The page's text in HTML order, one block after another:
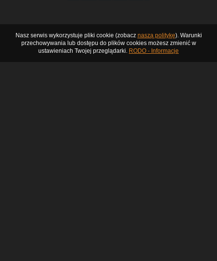
Nasz serwis wykorzystuje pliki cookie (zobacz naszą politykę). Warunki
przechowywania lub dostępu do plików cookies możesz zmienić w
ustawieniach Twojej przeglądarki. RODO - Informacje